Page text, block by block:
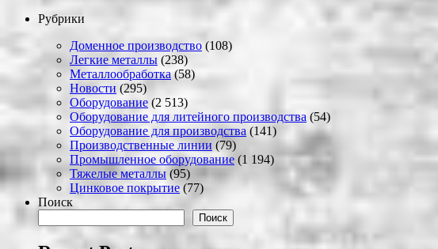
Рубрики
Доменное производство (108)
Легкие металлы (238)
Металлообработка(58)
Новости (295)
Оборудование (2 513)
Оборудование для литейного производства (54)
Оборудование для производства (141)
Производственные линии (79)
Промышленное оборудование (1 194)
Тяжелые металлы (95)
Цинковое покрытие (77)
Поиск
Поиск